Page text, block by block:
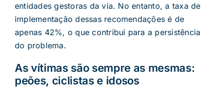
entidades gestoras da via. No entanto, a taxa de
implementação dessas recomendações é de
apenas 42%, o que contribui para a persistência
do problema.
As vítimas são sempre as mesmas:
peões, ciclistas e idosos